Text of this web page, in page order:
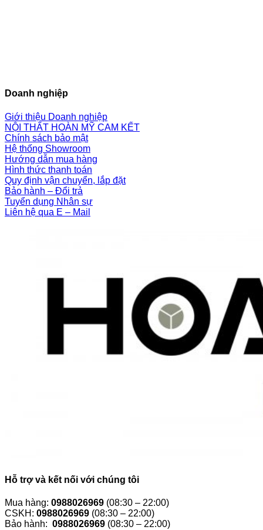
Doanh nghiệp
Giới thiệu Doanh nghiệp
NỘI THẤT HOÀN MỸ CAM KẾT
Chính sách bảo mật
Hệ thống Showroom
Hướng dẫn mua hàng
Hình thức thanh toán
Quy định vận chuyển, lắp đặt
Bảo hành – Đổi trả
Tuyển dụng Nhân sự
Liên hệ qua E – Mail
Hỗ trợ và kết nối với chúng tôi
Mua hàng: 0988026969 (08:30 – 22:00)
CSKH: 0988026969 (08:30 – 22:00)
Bảo hành: 0988026969 (08:30 – 22:00)